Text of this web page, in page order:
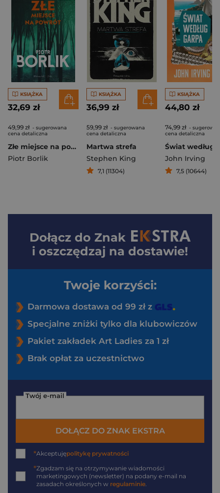
KSIĄŻKA
32,69 zł
49,99 zł - sugerowana
cena detaliczna
Złe miejsce na powrót
Piotr Borlik
KSIĄŻKA
36,99 zł
59,99 zł - sugerowana
cena detaliczna
Martwa strefa
Stephen King
7,1 (11304)
KSIĄŻKA
44,80 zł
74,99 zł -
cena detaliczna
John Irving
7,5 (10644)
Dołącz do Znak
i oszczędzaj na dostawie!
Twoje korzyści:
Darmowa dostawa od 99 zł z
Specjalne zniżki tylko dla klubowiczów
Pakiet zakładek Art Ladies za 1 zł
Brak opłat za uczestnictwo
Twój e-mail
DOŁĄCZ DO ZNAK EKSTRA
*Akceptujępolitykę prywatności
*Zgadzam się na otrzymywanie wiadomości
marketingowych (newsletter) na podany e-mail na
zasadach określonych w regulaminie.